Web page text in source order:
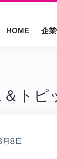
HOME 企
トピ
8日